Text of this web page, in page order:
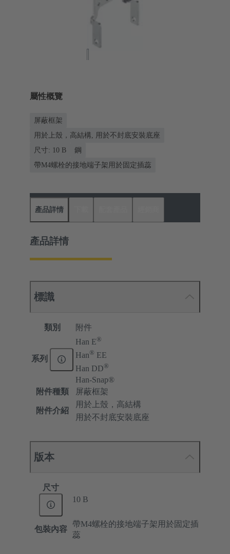
屬性概覽
屏蔽框架
用於上殼，高結構, 用於不封底安裝底座
尺寸: 10 B
鋼
帶M4螺栓的接地端子架用於固定插蕊
產品詳情
產品詳情
標識
類別 附件
系列
Han E®
Han® EE
Han DD®
Han-Snap®
附件種類
屏蔽框架
附件介紹
用於上殼，高結構
用於不封底安裝底座
版本
尺寸
10 B
包裝內容
帶M4螺栓的接地端子架用於固定插
蕊